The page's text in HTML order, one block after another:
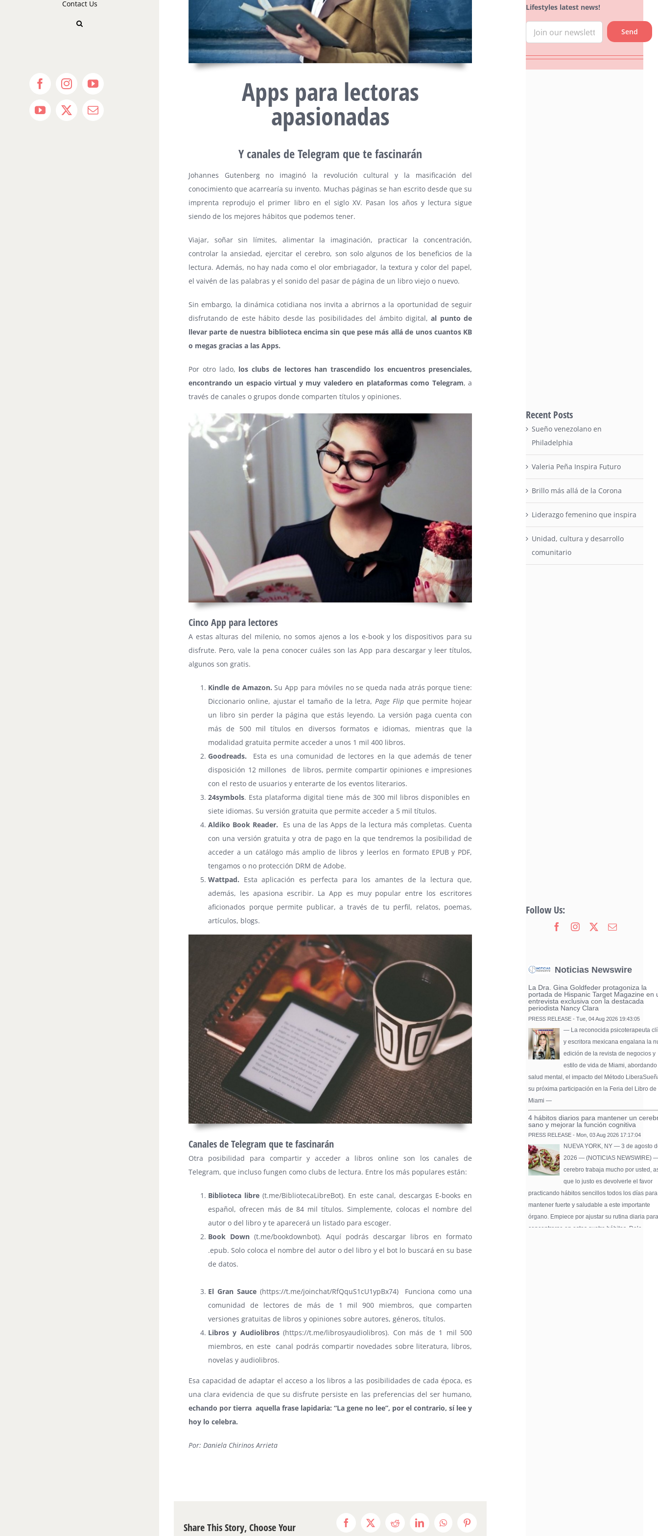
Contact Us
FacebookInstagramYouTube
YouTube
X Email
Apps para lectoras
apasionadas
Y canales de Telegram que te fascinarán
Johannes Gutenberg no imaginó la revolución cultural y la masificación del
conocimiento que acarrearía su invento. Muchas páginas se han escrito desde que su
imprenta reprodujo el primer libro en el siglo XV. Pasan los años y lectura sigue
siendo de los mejores hábitos que podemos tener.
Viajar, soñar sin límites, alimentar la imaginación, practicar la concentración,
controlar la ansiedad, ejercitar el cerebro, son solo algunos de los beneficios de la
lectura. Además, no hay nada como el olor embriagador, la textura y color del papel,
el vaivén de las palabras y el sonido del pasar de página de un libro viejo o nuevo.
Sin embargo, la dinámica cotidiana nos invita a abrirnos a la oportunidad de seguir
disfrutando de este hábito desde las posibilidades del ámbito digital,al punto de
llevar parte de nuestra biblioteca encima sin que pese más allá de unos cuantos KB
o megas gracias a las Apps.
Por otro lado, los clubs de lectores han trascendido los encuentros presenciales,
encontrando un espacio virtual y muy valedero en plataformas como Telegram, a
través de canales o grupos donde comparten títulos y opiniones.
Cinco App para lectores
A estas alturas del milenio, no somos ajenos a los e-book y los dispositivos para su
disfrute. Pero, vale la pena conocer cuáles son las App para descargar y leer títulos,
algunos son gratis.
Kindle de Amazon. Su App para móviles no se queda nada atrás porque tiene:
Diccionario online, ajustar el tamaño de la letra,Page Flipque permite hojear
un libro sin perder la página que estás leyendo. La versión paga cuenta con
más de 500 mil títulos en diversos formatos e idiomas, mientras que la
modalidad gratuita permite acceder a unos 1 mil 400 libros.
Goodreads.
Esta es una comunidad de lectores en la que además de tener
disposición 12 millones de libros, permite compartir opiniones e impresiones
con el resto de usuarios y enterarte de los eventos literarios.
24symbols. Esta plataforma digital tiene más de 300 mil libros disponibles en
siete idiomas. Su versión gratuita que permite acceder a 5 mil títulos.
Aldiko Book Reader.
Es una de las Apps de la lectura más completas. Cuenta
con una versión gratuita y otra de pago en la que tendremos la posibilidad de
acceder a un catálogo más amplio de libros y leerlos en formato EPUB y PDF,
tengamos o no protección DRM de Adobe.
Wattpad. Esta aplicación es perfecta para los amantes de la lectura que,
además, les apasiona escribir. La App es muy popular entre los escritores
aficionados porque permite publicar, a través de tu perfil, relatos, poemas,
artículos, blogs.
Canales de Telegram que te fascinarán
Otra posibilidad para compartir y acceder a libros online son los canales de
Telegram, que incluso fungen como clubs de lectura. Entre los más populares están:
Biblioteca libre (t.me/BibliotecaLibreBot). En este canal, descargas E-books en
español, ofrecen más de 84 mil títulos. Simplemente, colocas el nombre del
autor o del libro y te aparecerá un listado para escoger.
Book Down (t.me/bookdownbot). Aquí podrás descargar libros en formato
.epub. Solo coloca el nombre del autor o del libro y el bot lo buscará en su base
de datos.
El Gran Sauce(https://t.me/joinchat/RfQquS1cU1ypBx74)Funciona como una
comunidad de lectores de más de 1 mil 900 miembros, que comparten
versiones gratuitas de libros y opiniones sobre autores, géneros, títulos.
Libros y Audiolibros(https://t.me/librosyaudiolibros). Con más de 1 mil 500
miembros, en este canal podrás compartir novedades sobre literatura, libros,
novelas y audiolibros.
Esa capacidad de adaptar el acceso a los libros a las posibilidades de cada época, es
una clara evidencia de que su disfrute persiste en las preferencias del ser humano,
echando por tierra aquella frase lapidaria: “La gene no lee”, por el contrario, sí lee y
hoy lo celebra.
Por: Daniela Chirinos Arrieta
Share This Story, Choose Your
Facebook
X Reddit LinkedInWhatsAppPinterest
Lifestyles latest news!
Recent Posts
Sueño venezolano en
Philadelphia
Valeria Peña Inspira Futuro
Brillo más allá de la Corona
Liderazgo femenino que inspira
Unidad, cultura y desarrollo
comunitario
Follow Us:
Noticias Newswire
La Dra. Gina Goldfeder protagoniza la
portada de Hispanic Target Magazine en
entrevista exclusiva con la destacada
periodista Nancy Clara
PRESS RELEASE - Tue, 04 Aug 2026 19:43:05
— La reconocida psicoterapeuta
y escritora mexicana engalana la
edición de la revista de negocios y
estilo de vida de Miami,
salud mental, el impacto del Método
su próxima participación en la Feria del Libro de
Miami —
4 hábitos diarios para mantener un
sano y mejorar la función cognitiva
PRESS RELEASE - Mon, 03 Aug 2026 17:17:04
NUEVA YORK, NY — 3 de agosto
2026 — (NOTICIAS NEWSWIRE)
cerebro trabaja mucho por usted,
que lo justo es devolverle el favor
practicando hábitos sencillos todos los días para
mantener fuerte y saludable a este importante
órgano. Empiece por ajustar su rutina diaria
concentrarse en estos cuatro hábitos. Dele …